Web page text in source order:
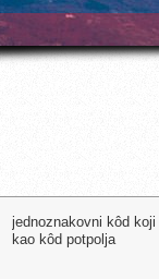
jednoznakovni kôd
kao kôd potpolja